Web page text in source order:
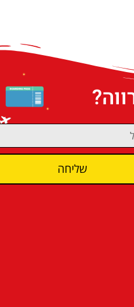
שליחה